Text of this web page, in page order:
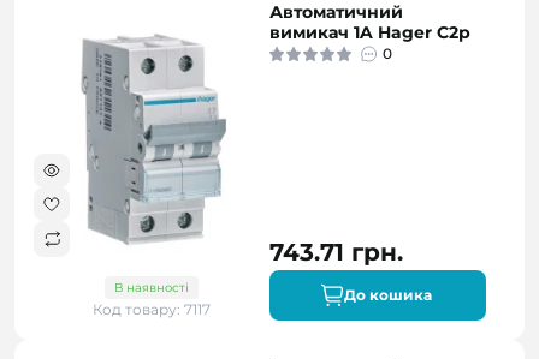
В наявності
Код товару: 7117
Автоматичний
вимикач 1A Hager C2р
0
743.71 грн.
До кошика